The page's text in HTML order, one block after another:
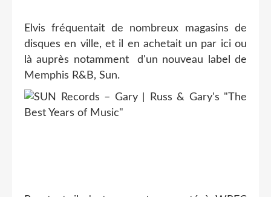
Elvis fréquentait de nombreux magasins de
disques en ville, et il en achetait un par ici ou
là auprès notamment d'un nouveau label de
Memphis R&B, Sun.